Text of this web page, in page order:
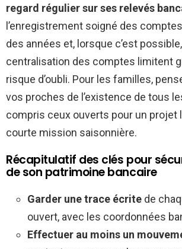
regard régulier sur ses relevés
l’enregistrement soigné des
des années et, lorsque c’est
centralisation des comptes limitent
risque d’oubli. Pour les familles,
vos proches de l’existence de tous
compris ceux ouverts pour un projet
courte mission saisonnière.
Récapitulatif des clés pour
de son patrimoine bancaire
Garder une trace écrite de
ouvert, avec les coordonnées
Effectuer au moins un